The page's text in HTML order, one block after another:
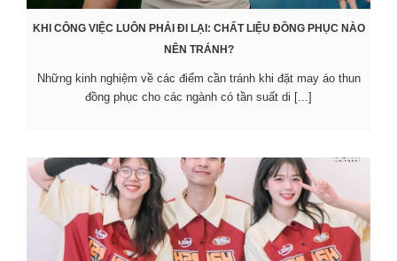
KHI CÔNG VIỆC LUÔN PHẢI ĐI LẠI: CHẤT LIỆU ĐỒNG PHỤC NÀO
NÊN TRÁNH?
Những kinh nghiệm về các điểm cần tránh khi đặt may áo thun
đồng phục cho các ngành có tần suất di [...]